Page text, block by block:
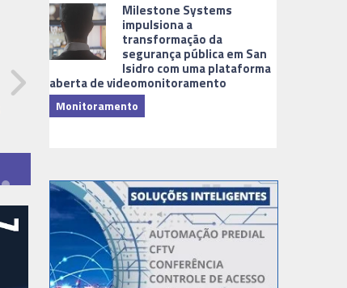
Milestone Systems
impulsiona a
transformação da
segurança pública em San
Isidro com uma plataforma
aberta de videomonitoramento
Monitoramento